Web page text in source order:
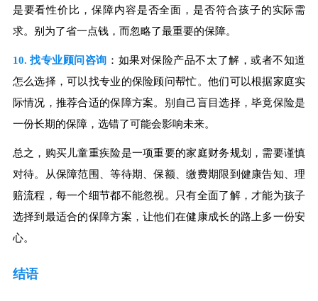
是要看性价比，保障内容是否全面，是否符合孩子的实际需
求。别为了省一点钱，而忽略了最重要的保障。
10. 找专业顾问咨询 ：如果对保险产品不太了解，或者不知道
怎么选择，可以找专业的保险顾问帮忙。他们可以根据家庭实
际情况，推荐合适的保障方案。别自己盲目选择，毕竟保险是
一份长期的保障，选错了可能会影响未来。
总之，购买儿童重疾险是一项重要的家庭财务规划，需要谨慎
对待。从保障范围、等待期、保额、缴费期限到健康告知、理
赔流程，每一个细节都不能忽视。只有全面了解，才能为孩子
选择到最适合的保障方案，让他们在健康成长的路上多一份安
心。
结语